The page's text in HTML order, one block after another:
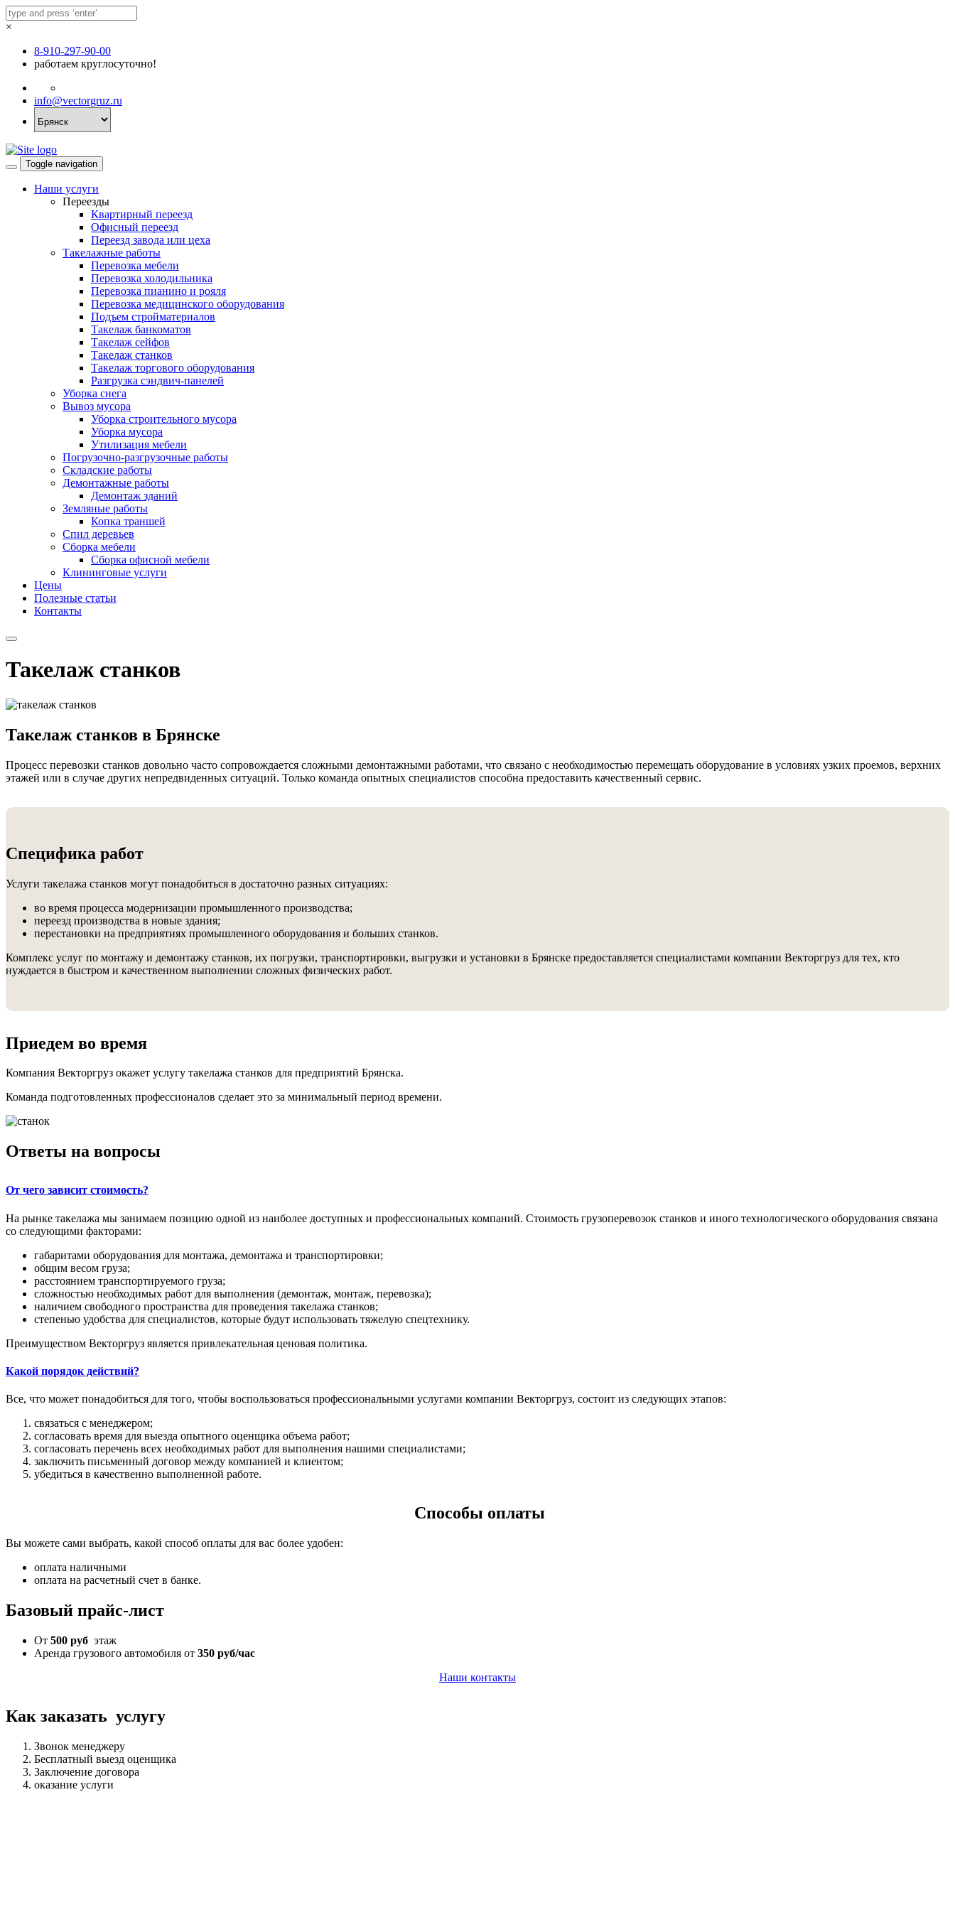
×
8-910-297-90-00
работаем круглосуточно!
info@vectorgruz.ru
Toggle navigation
Наши услуги
Переезды
Квартирный переезд
Офисный переезд
Переезд завода или цеха
Такелажные работы
Перевозка мебели
Перевозка холодильника
Перевозка пианино и рояля
Перевозка медицинского оборудования
Подъем стройматериалов
Такелаж банкоматов
Такелаж сейфов
Такелаж станков
Такелаж торгового оборудования
Разгрузка сэндвич-панелей
Уборка снега
Вывоз мусора
Уборка строительного мусора
Уборка мусора
Утилизация мебели
Погрузочно-разгрузочные работы
Складские работы
Демонтажные работы
Демонтаж зданий
Земляные работы
Копка траншей
Спил деревьев
Сборка мебели
Сборка офисной мебели
Клининговые услуги
Цены
Полезные статьи
Контакты
Такелаж станков
Такелаж станков в Брянске
Процесс перевозки станков довольно часто сопровождается сложными демонтажными работами, что связано с необходимостью перемещать оборудование в условиях узких проемов, верхних
этажей или в случае других непредвиденных ситуаций. Только команда опытных специалистов способна предоставить качественный сервис.
Специфика работ
Услуги такелажа станков могут понадобиться в достаточно разных ситуациях:
во время процесса модернизации промышленного производства;
переезд производства в новые здания;
перестановки на предприятиях промышленного оборудования и больших станков.
Комплекс услуг по монтажу и демонтажу станков, их погрузки, транспортировки, выгрузки и установки в Брянске предоставляется специалистами компании Векторгруз для тех, кто
нуждается в быстром и качественном выполнении сложных физических работ.
Приедем во время
Компания Векторгруз окажет услугу такелажа станков для предприятий Брянска.
Команда подготовленных профессионалов сделает это за минимальный период времени.
Ответы на вопросы
От чего зависит стоимость?
На рынке такелажа мы занимаем позицию одной из наиболее доступных и профессиональных компаний. Стоимость грузоперевозок станков и иного технологического оборудования связана
со следующими факторами:
габаритами оборудования для монтажа, демонтажа и транспортировки;
общим весом груза;
расстоянием транспортируемого груза;
сложностью необходимых работ для выполнения (демонтаж, монтаж, перевозка);
наличием свободного пространства для проведения такелажа станков;
степенью удобства для специалистов, которые будут использовать тяжелую спецтехнику.
Преимуществом Векторгруз является привлекательная ценовая политика.
Какой порядок действий?
Все, что может понадобиться для того, чтобы воспользоваться профессиональными услугами компании Векторгруз, состоит из следующих этапов:
связаться с менеджером;
согласовать время для выезда опытного оценщика объема работ;
согласовать перечень всех необходимых работ для выполнения нашими специалистами;
заключить письменный договор между компанией и клиентом;
убедиться в качественно выполненной работе.
Способы оплаты
Вы можете сами выбрать, какой способ оплаты для вас более удобен:
оплата наличными
оплата на расчетный счет в банке.
Базовый прайс-лист
От 500 руб этаж
Аренда грузового автомобиля от 350 руб/час
Наши контакты
Как заказать услугу
Звонок менеджеру
Бесплатный выезд оценщика
Заключение договора
оказание услуги